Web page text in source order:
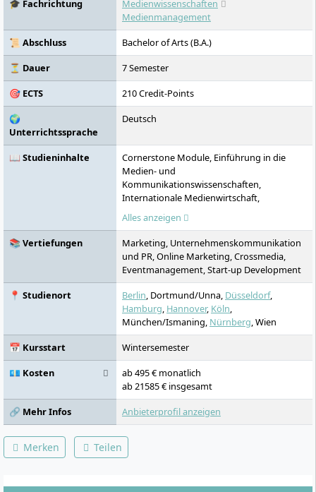
🎓 Fachrichtung
Medienwissenschaften
Medienmanagement
📜 Abschluss
Bachelor of Arts (B.A.)
⏳ Dauer
7 Semester
🎯 ECTS
210 Credit-Points
🌍
Unterrichtssprache
Deutsch
📖 Studieninhalte
Cornerstone Module, Einführung in die
Medien- und
Kommunikationswissenschaften,
Internationale Medienwirtschaft,
Personality Development, Problem Solving
& Decision Making, Transfermodul 1:
Fallstudie Media, Medienpsychologie,
Medienformate Printmedien und Digital
Business Modelle, Medienkonzeption und -
gestaltung, Professional Communication &
Team Development, Transfermodul 2:
Projekt Online-Medien, Digitales Marketing,
Internes und externes Rechnungswesen,
Personal, Global Challenges and Future
Skills, Transfermodul 3: Premiumseminar TV,
Medienrecht und Medienethik,
Geschäftsmodelle der Medienbranche,
Organisation, Transfermodul 4: Projekt
Crossmedia, Spezialisierung, Action
Learning/Schwerpunktprojekt, Design the
Future, Journal Club, Vertiefende
Forschungsmethoden, Bachelorarbeit,
Alles anzeigen
📚 Vertiefungen
Marketing, Unternehmenskommunikation
und PR, Online Marketing, Crossmedia,
Eventmanagement, Start-up Development
📍 Studienort
Berlin, Dortmund/Unna, Düsseldorf,
Hamburg, Hannover, Köln,
München/Ismaning, Nürnberg, Wien
📅 Kursstart
Wintersemester
💶 Kosten
ab 495 € monatlich
ab 21585 € insgesamt
🔗 Mehr Infos
Anbieterprofil anzeigen
Merken Teilen